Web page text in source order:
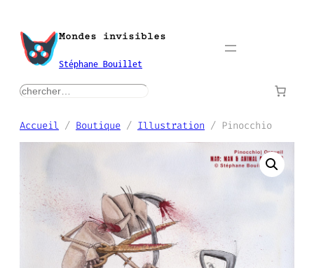
contenu
Mondes invisibles
Stéphane Bouillet
rechercher
Accueil / Boutique / Illustration / Pinocchio